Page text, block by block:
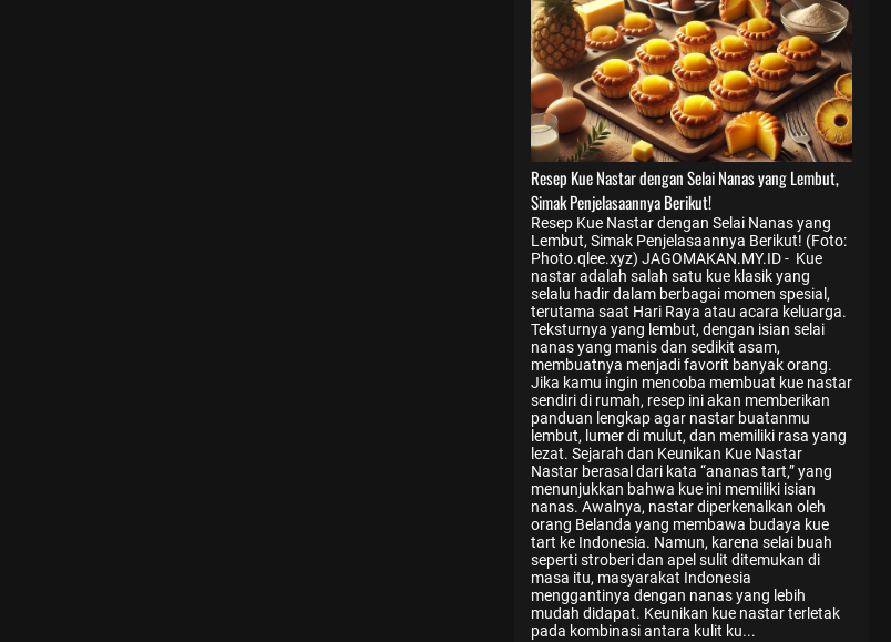
Resep Kue Nastar dengan Selai Nanas yang Lembut,
Simak Penjelasaannya Berikut!
Resep Kue Nastar dengan Selai Nanas yang
Lembut, Simak Penjelasaannya Berikut! (Foto:
Photo.qlee.xyz) JAGOMAKAN.MY.ID - Kue
nastar adalah salah satu kue klasik yang
selalu hadir dalam berbagai momen spesial,
terutama saat Hari Raya atau acara keluarga.
Teksturnya yang lembut, dengan isian selai
nanas yang manis dan sedikit asam,
membuatnya menjadi favorit banyak orang.
Jika kamu ingin mencoba membuat kue nastar
sendiri di rumah, resep ini akan memberikan
panduan lengkap agar nastar buatanmu
lembut, lumer di mulut, dan memiliki rasa yang
lezat. Sejarah dan Keunikan Kue Nastar
Nastar berasal dari kata “ananas tart,” yang
menunjukkan bahwa kue ini memiliki isian
nanas. Awalnya, nastar diperkenalkan oleh
orang Belanda yang membawa budaya kue
tart ke Indonesia. Namun, karena selai buah
seperti stroberi dan apel sulit ditemukan di
masa itu, masyarakat Indonesia
menggantinya dengan nanas yang lebih
mudah didapat. Keunikan kue nastar terletak
pada kombinasi antara kulit ku...